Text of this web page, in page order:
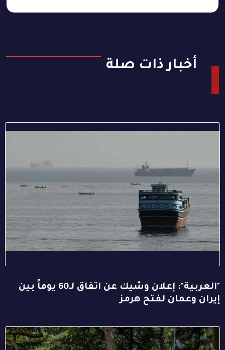
أخبار ذات صلة
"العربية": إعلان وشيك عن اتفاق لـ60 يوماً بين
إيران وعمان لفتح هرمز